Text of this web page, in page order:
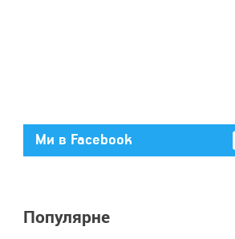
Ми в Facebook
Популярне